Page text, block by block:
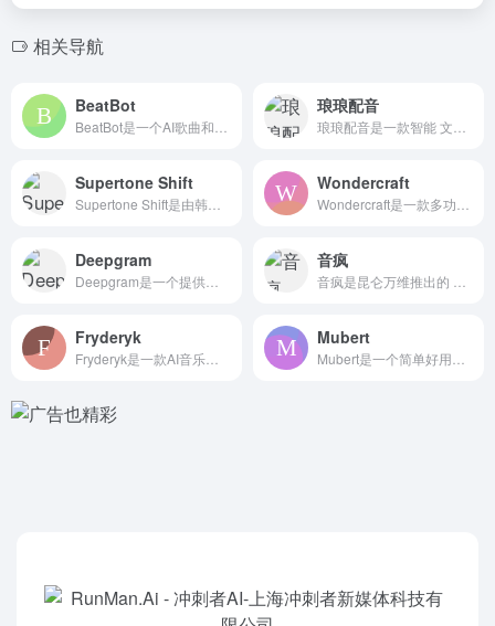
相关导航
BeatBot 琅琅配音
Supertone Shift Wondercraft
Deepgram 音疯
Fryderyk Mubert